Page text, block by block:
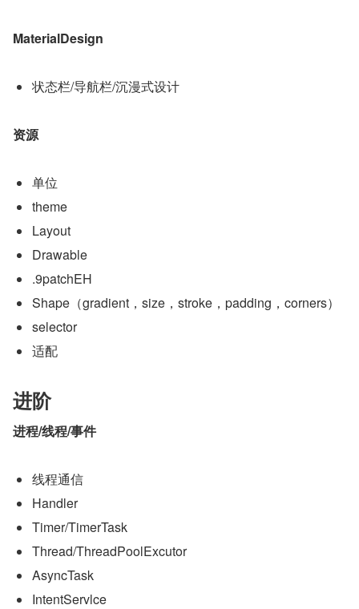
MaterialDesign
状态栏/导航栏/沉漫式设计
资源
单位
theme
Layout
Drawable
.9patchEH
Shape（gradient，size，stroke，padding，corners）
selector
适配
进阶
进程/线程/事件
线程通信
Handler
Timer/TimerTask
Thread/ThreadPoolExcutor
AsyncTask
IntentServlce